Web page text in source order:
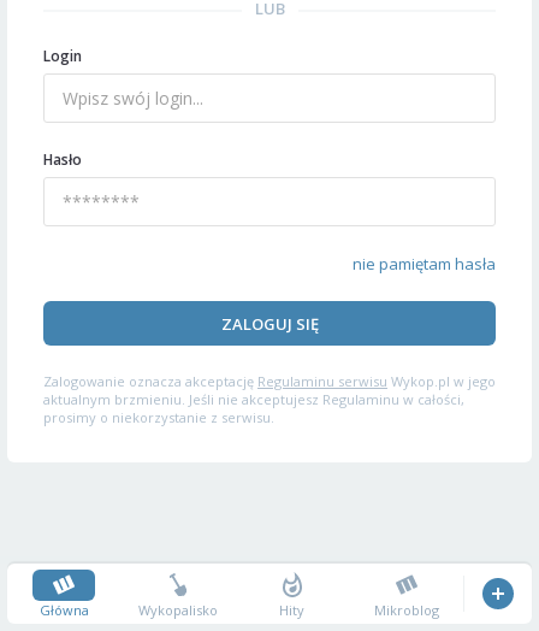
LUB
Login
Hasło
nie pamiętam hasła
ZALOGUJ SIĘ
Zalogowanie oznacza akceptację Regulaminu serwisu Wykop.pl w jego
aktualnym brzmieniu. Jeśli nie akceptujesz Regulaminu w całości,
prosimy o niekorzystanie z serwisu.
Główna Wykopalisko Hity Mikroblog